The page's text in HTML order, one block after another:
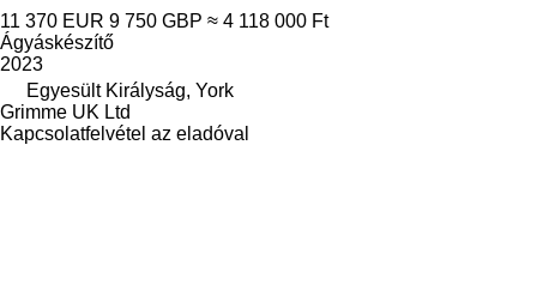
11 370 EUR 9 750 GBP ≈ 4 118 000 Ft
Ágyáskészítő
2023
Egyesült Királyság, York
Grimme UK Ltd
Kapcsolatfelvétel az eladóval